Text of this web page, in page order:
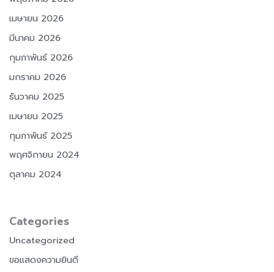
เมษายน 2026
มีนาคม 2026
กุมภาพันธ์ 2026
มกราคม 2026
ธันวาคม 2025
เมษายน 2025
กุมภาพันธ์ 2025
พฤศจิกายน 2024
ตุลาคม 2024
Categories
Uncategorized
ขอแสดงความยินดี